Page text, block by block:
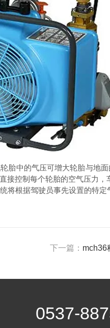
中的气压可增大轮胎与地
控制每个轮胎的空气压力，
根据驾驶员事先设置的特定
下一篇： mch36
0537-